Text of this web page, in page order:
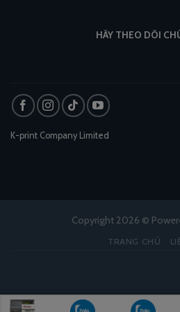
HÃY THEO DÕI
K-print Company Limited
Copyright 2026 ©
TRANG CHỦ